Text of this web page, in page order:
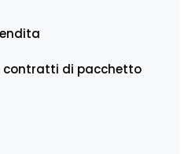
contratti di pacchetto